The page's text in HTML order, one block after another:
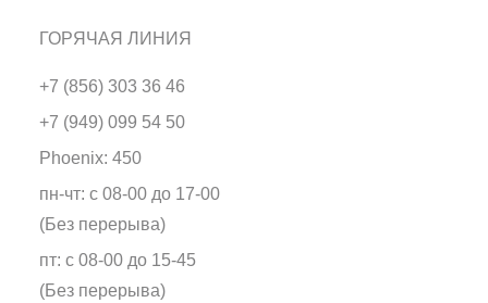
ГОРЯЧАЯ ЛИНИЯ
+7 (856) 303 36 46
+7 (949) 099 54 50
Phoenix: 450
пн-чт: с 08-00 до 17-00
(Без перерыва)
пт: с 08-00 до 15-45
(Без перерыва)